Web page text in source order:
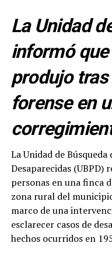
La Unidad
informó
produjo
forense en
La Unidad de
Desaparecidas (UBPD)
personas en una finca
zona rural del
marco de una
esclarecer casos de
hechos ocurridos en